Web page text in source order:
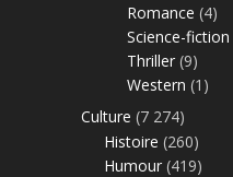
Romance (4)
Science-fiction
Thriller (9)
Western (1)
Culture (7 274)
Histoire (260)
Humour (419)